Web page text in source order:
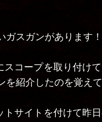
ガスガンがあります
スコープを取り付け
を紹介したのを覚え
サイトを付けて昨